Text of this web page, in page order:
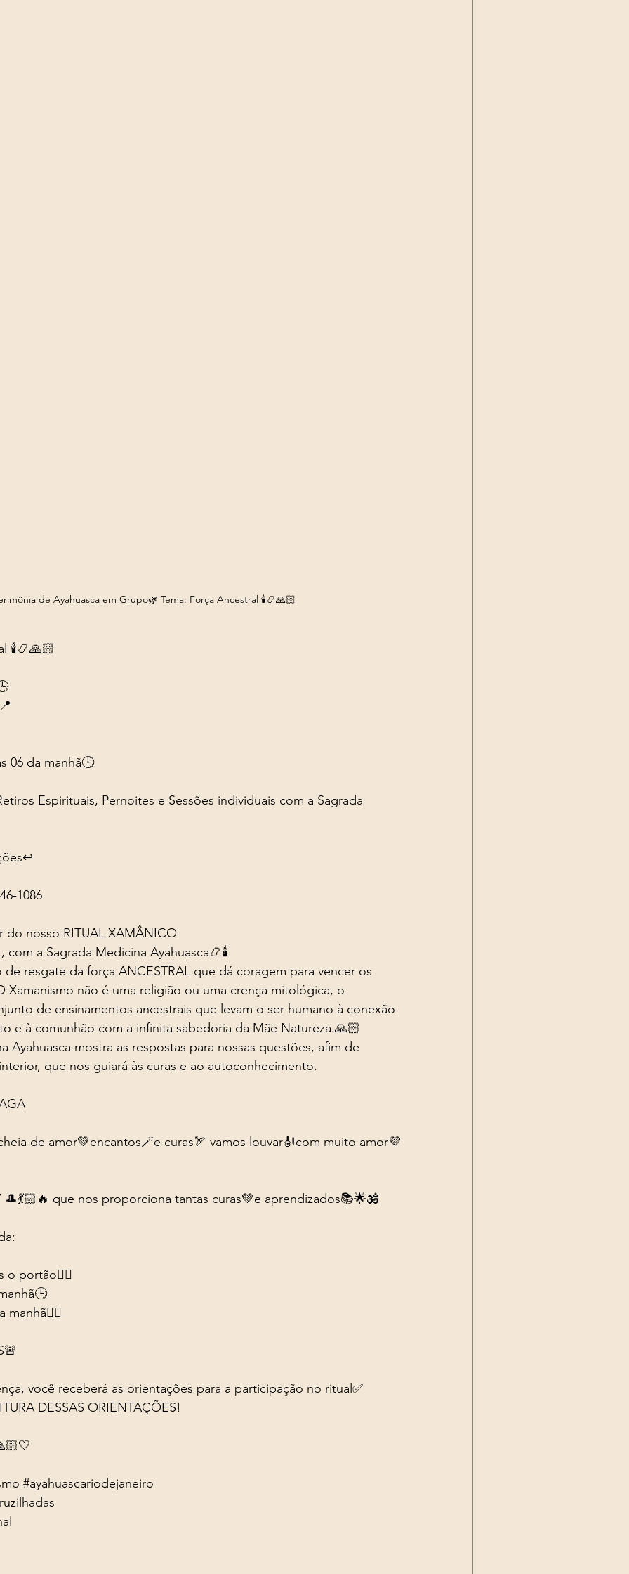
de Ayahuasca em Grupo🌿 Tema: Força Ancestral 🕯️📿🙏🏻
🕯️📿🙏🏻
06 da manhã🕒
Espirituais, Pernoites e Sessões individuais com a Sagrada
1086
do nosso RITUAL XAMÂNICO
com a Sagrada Medicina Ayahuasca📿🕯️
resgate da força ANCESTRAL que dá coragem para vencer os
Xamanismo não é uma religião ou uma crença mitológica, o
de ensinamentos ancestrais que levam o ser humano à conexão
e à comunhão com a infinita sabedoria da Mãe Natureza.🙏🏻
Ayahuasca mostra as respostas para nossas questões, afim de
que nos guiará às curas e ao autoconhecimento.
de amor💚encantos🪄e curas🏹 vamos louvar🎻com muito amor💜
🎩💃🏻🔥 que nos proporciona tantas curas💚e aprendizados📚🌟🕉️
portão👈🏻
você receberá as orientações para a participação no ritual✅
DESSAS ORIENTAÇÕES!
#ayahuascariodejaneiro